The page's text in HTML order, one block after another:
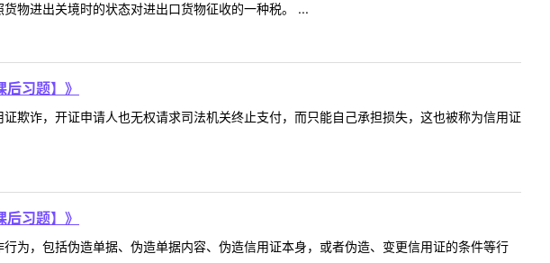
物进出关境时的状态对进出口货物征收的一种税。 ...
习题】》
欺诈，开证申请人也无权请求司法机关终止支付，而只能自己承担损失，这也被称为信用证
习题】》
为，包括伪造单据、伪造单据内容、伪造信用证本身，或者伪造、变更信用证的条件等行